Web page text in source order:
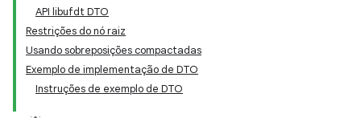
API libufdt DTO
Restrições do nó raiz
Usando sobreposições compactadas
Exemplo de implementação de DTO
Instruções de exemplo de DTO